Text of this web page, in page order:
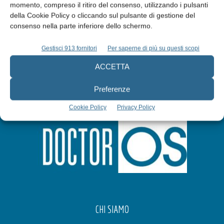
momento, compreso il ritiro del consenso, utilizzando i pulsanti
della Cookie Policy o cliccando sul pulsante di gestione del
consenso nella parte inferiore dello schermo.
Gestisci 913 fornitori Per saperne di più su questi scopi
ACCETTA
Preferenze
Cookie Policy Privacy Policy
Iscriviti alla newsletter
CHI SIAMO